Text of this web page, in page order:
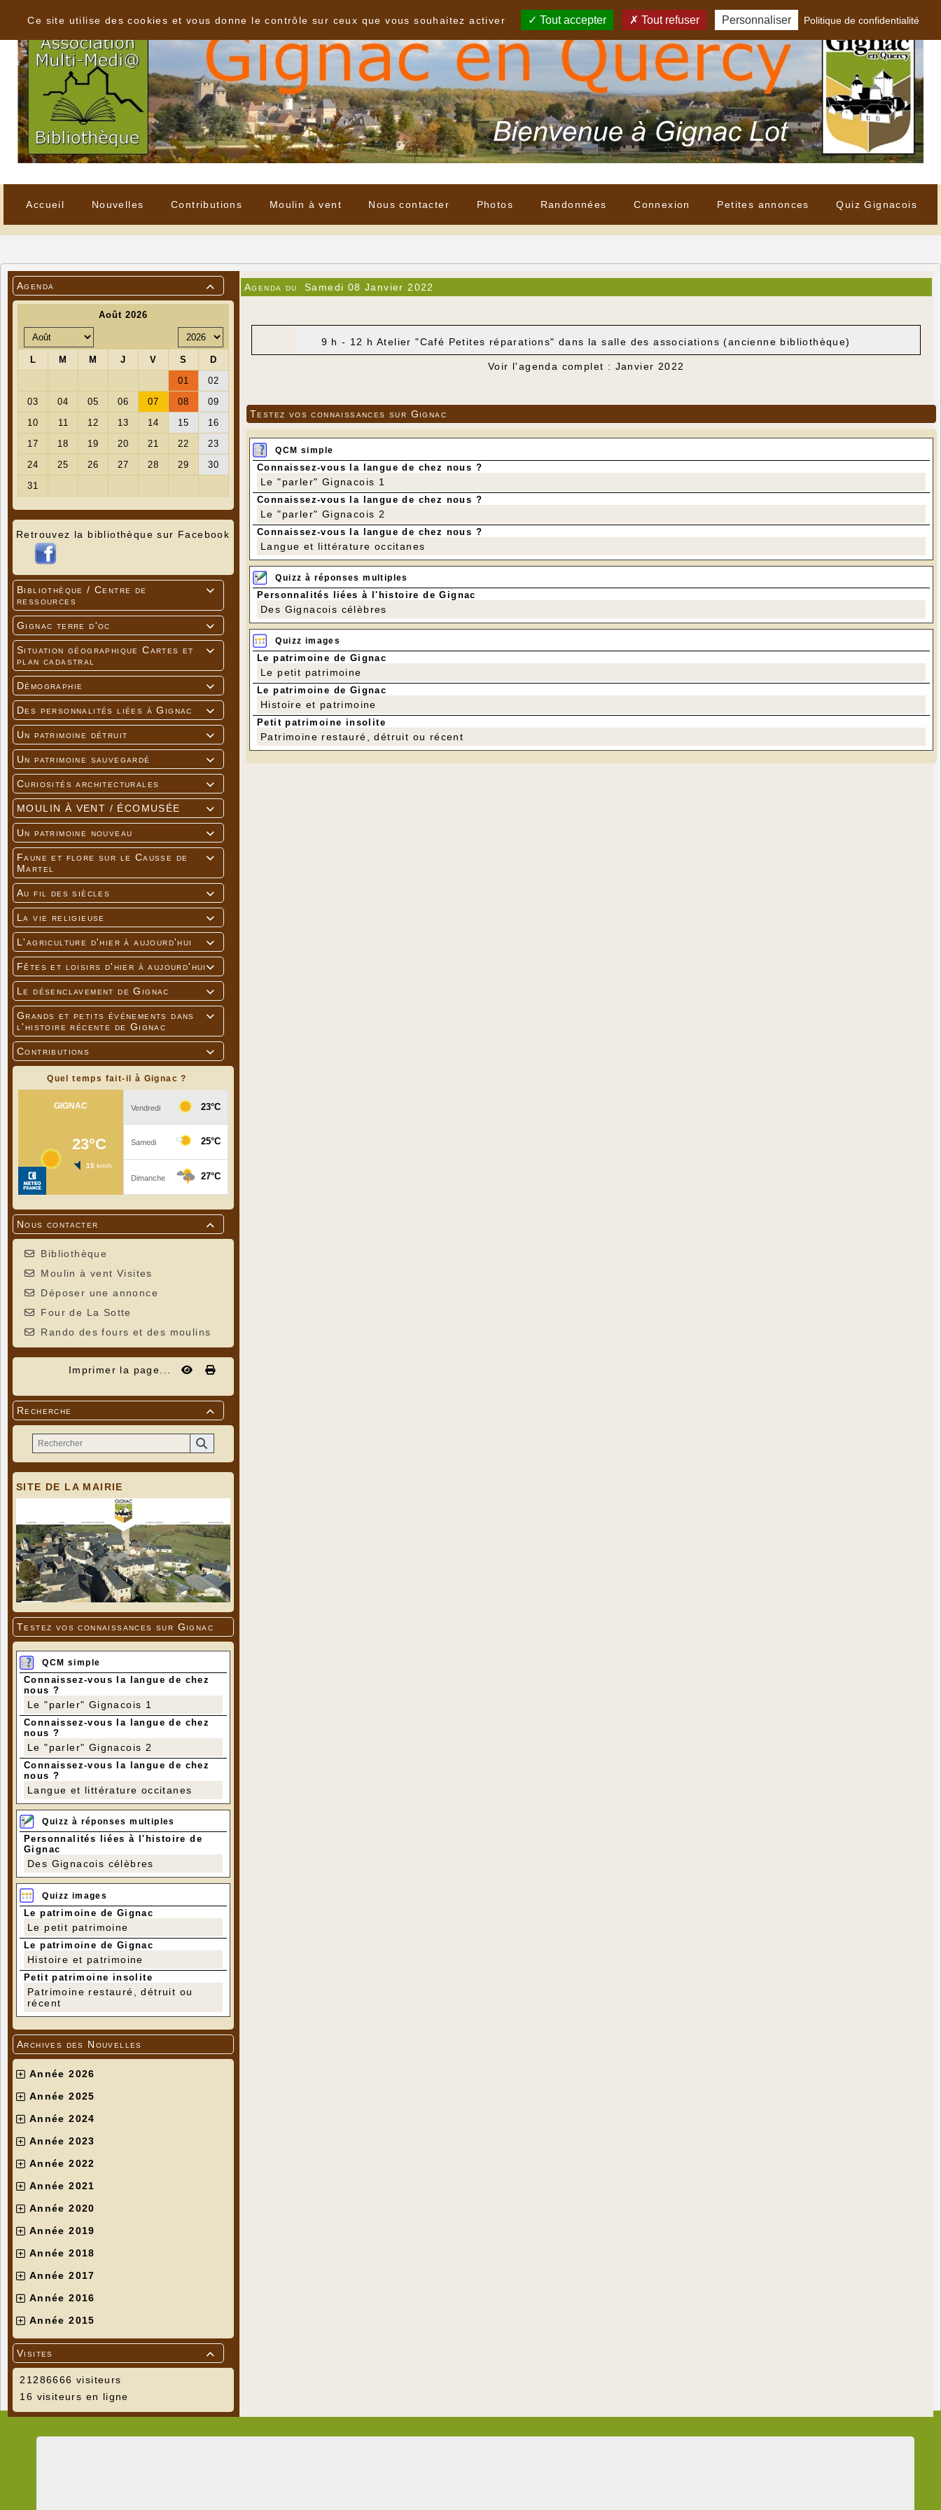
Accueil Nouvelles Contributions Moulin à vent Nous contacter Photos Randonnées Connexion Petites annonces Quiz Gignacois

Agenda
Retrouvez la bibliothèque sur Facebook

Bibliothèque / Centre de
ressources

Gignac terre d'oc

Situation géographique Cartes et
plan cadastral

Démographie

Des personnalités liées à Gignac

Un patrimoine détruit

Un patrimoine sauvegardé

Curiosités architecturales

MOULIN À VENT / ÉCOMUSÉE

Un patrimoine nouveau

Faune et flore sur le Causse de
Martel

Au fil des siècles

La vie religieuse

L'agriculture d'hier à aujourd'hui

Fêtes et loisirs d'hier à aujourd'hui

Le désenclavement de Gignac

Grands et petits événements dans
l'histoire récente de Gignac

Contributions
Quel temps fait-il à Gignac ?

Nous contacter
Bibliothèque
Moulin à vent Visites
Déposer une annonce
Four de La Sotte
Rando des fours et des moulins
Imprimer la page...

Recherche
SITE DE LA MAIRIE
Testez vos connaissances sur Gignac
QCM simple
Connaissez-vous la langue de chez
nous ?
Le "parler" Gignacois 1
Connaissez-vous la langue de chez
nous ?
Le "parler" Gignacois 2
Connaissez-vous la langue de chez
nous ?
Langue et littérature occitanes
Quizz à réponses multiples
Personnalités liées à l'histoire de
Gignac
Des Gignacois célèbres
Quizz images
Le patrimoine de Gignac
Le petit patrimoine
Le patrimoine de Gignac
Histoire et patrimoine
Petit patrimoine insolite
Patrimoine restauré, détruit ou
récent
Archives des Nouvelles
Année 2026
Année 2025
Année 2024
Année 2023
Année 2022
Année 2021
Année 2020
Année 2019
Année 2018
Année 2017
Année 2016
Année 2015

Visites
21286666 visiteurs
16 visiteurs en ligne
Agenda du Samedi 08 Janvier 2022
9 h - 12 h Atelier "Café Petites réparations" dans la salle des associations (ancienne bibliothèque)
Voir l'agenda complet : Janvier 2022
Testez vos connaissances sur Gignac
QCM simple
Connaissez-vous la langue de chez nous ?
Le "parler" Gignacois 1
Connaissez-vous la langue de chez nous ?
Le "parler" Gignacois 2
Connaissez-vous la langue de chez nous ?
Langue et littérature occitanes
Quizz à réponses multiples
Personnalités liées à l'histoire de Gignac
Des Gignacois célèbres
Quizz images
Le patrimoine de Gignac
Le petit patrimoine
Le patrimoine de Gignac
Histoire et patrimoine
Petit patrimoine insolite
Patrimoine restauré, détruit ou récent
Ce site utilise des cookies et vous donne le contrôle sur ceux que vous souhaitez activer
Tout accepter Tout refuser Personnaliser Politique de confidentialité